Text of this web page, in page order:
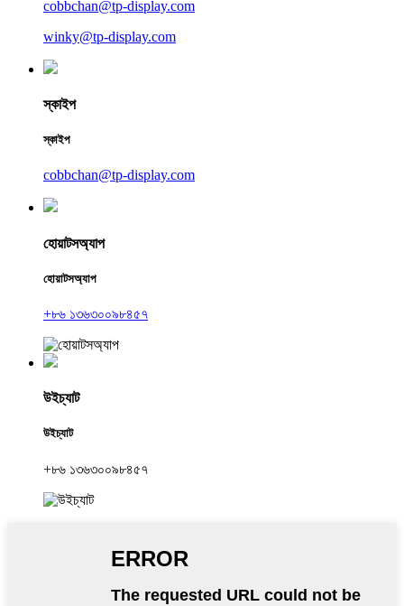
cobbchan@tp-display.com
winky@tp-display.com
স্কাইপ
স্কাইপ
cobbchan@tp-display.com
হোয়াটসঅ্যাপ
হোয়াটসঅ্যাপ
+৮৬ ১৩৬৩০০৯৮৪৫৭
উইচ্যাট
উইচ্যাট
+৮৬ ১৩৬৩০০৯৮৪৫৭